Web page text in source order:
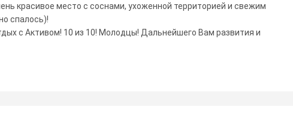
красивое место с соснами, ухоженной территорией и свежим
спалось)!
с Активом! 10 из 10! Молодцы! Дальнейшего Вам развития и